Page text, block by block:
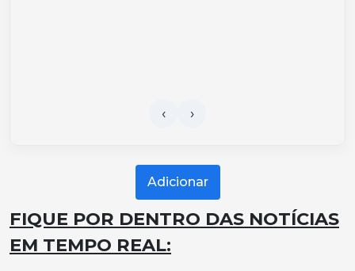
Adicionar
FIQUE POR DENTRO DAS NOTÍCIAS
EM TEMPO REAL: